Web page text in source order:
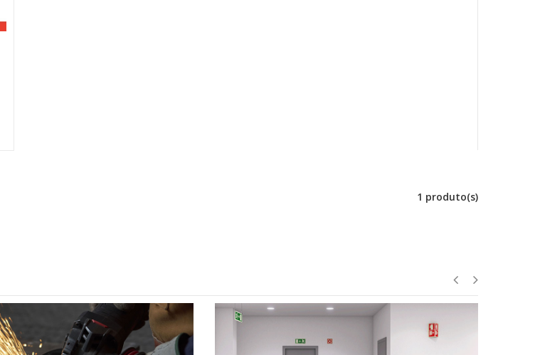
1 produto(s)